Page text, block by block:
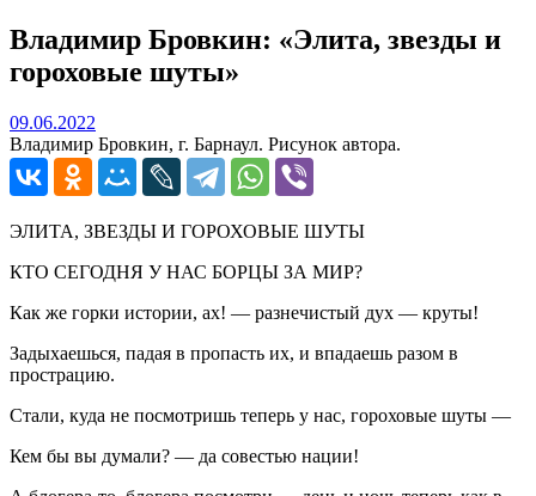
Владимир Бровкин: «Элита, звезды и
гороховые шуты»
09.06.2022
Владимир Бровкин, г. Барнаул. Рисунок автора.
ЭЛИТА, ЗВЕЗДЫ И ГОРОХОВЫЕ ШУТЫ
КТО СЕГОДНЯ У НАС БОРЦЫ ЗА МИР?
Как же горки истории, ах! — разнечистый дух — круты!
Задыхаешься, падая в пропасть их, и впадаешь разом в
прострацию.
Стали, куда не посмотришь теперь у нас, гороховые шуты —
Кем бы вы думали? — да совестью нации!